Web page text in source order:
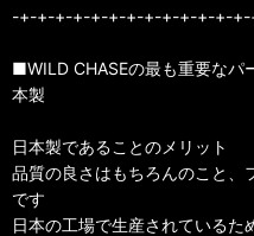
-+-+-+-+-+-+-+-+-+-+-+-+-+-
■WILD CHASEの最も重要なパ
本製
日本製であることのメリット
品質の良さはもちろんのこと、
です
日本の工場で生産されているた